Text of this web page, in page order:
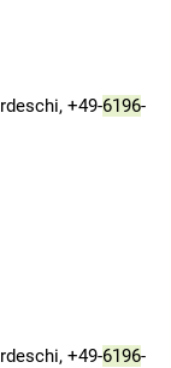
+49-6196-
+49-6196-